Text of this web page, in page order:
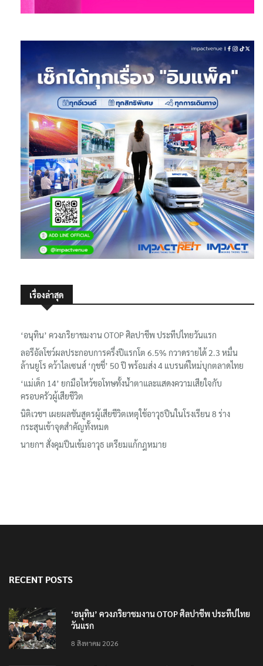
เรื่องล่าสุด
‘อนุทิน’ ควงภริยาชมงาน OTOP ศิลปาชีพ ประทีปไทยวันแรก
ลอรีอัลโชว์ผลประกอบการครึ่งปีแรกโต 6.5% กวาดรายได้ 2.3 หมื่น
ล้านยูโร คว้าไลเซนส์ ‘กุชชี่’ 50 ปี พร้อมส่ง 4 แบรนด์ใหม่บุกตลาดไทย
‘แม่เด็ก 14’ ยกมือไหว้ขอโทษทั้งน้ำตาและแสดงความเสียใจกับ
ครอบครัวผู้เสียชีวิต
นิติเวชฯ เผยผลชันสูตรผู้เสียชีวิตเหตุใช้อาวุธปืนในโรงเรียน 8 ร่าง
กระสุนเข้าจุดสำคัญทั้งหมด
นายกฯ สั่งคุมปืนเข้มอาวุธ เตรียมแก้กฎหมาย
RECENT POSTS
‘อนุทิน’ ควงภริยาชมงาน OTOP ศิลปาชีพ ประทีปไทย
วันแรก
8 สิงหาคม 2026